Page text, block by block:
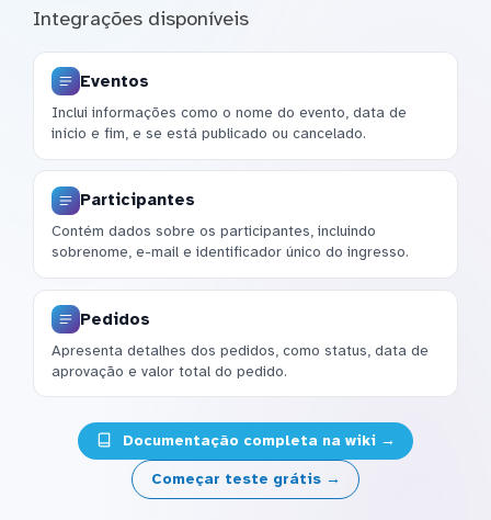
Integrações disponíveis
Eventos
Inclui informações como o nome do evento, data de
início e fim, e se está publicado ou cancelado.
Participantes
Contém dados sobre os participantes, incluindo
sobrenome, e-mail e identificador único do ingresso.
Pedidos
Apresenta detalhes dos pedidos, como status, data de
aprovação e valor total do pedido.
Documentação completa na wiki →
Começar teste grátis →